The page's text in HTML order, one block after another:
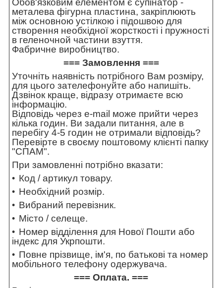
Обов'язковим елементом є супінатор -
металева фігурна пластина, закріплюють
між основною устілкою і підошвою для
створення необхідної жорсткості і пружності
в геленочной частини взуття.
Фабричне виробництво.
=== Замовлення ===
Уточніть наявність потрібного Вам розміру,
для цього зателефонуйте або напишіть.
Дзвінок краще, відразу отримаєте всю
інформацію.
Відповідь через e-mail може прийти через
кілька годин. Ви задали питання, але в
перебігу 4-5 годин не отримали відповідь?
Перевірте в своєму поштовому клієнті папку
"СПАМ".
При замовленні потрібно вказати:
Код / артикул товару.
Необхідний розмір.
Вибраний перевізник.
Місто / селеще.
Номер відділення для Нової Пошти або
індекс для Укрпошти.
Повне прізвище, ім'я, по батькові та номер
мобільного телефону одержувача.
=== Оплата. ===